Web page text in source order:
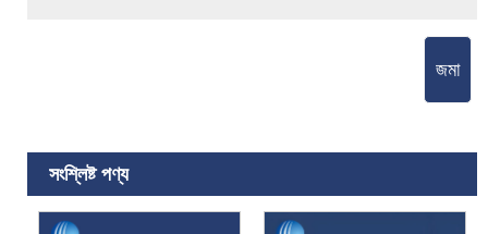
জমা
সংশ্লিষ্ট পণ্য